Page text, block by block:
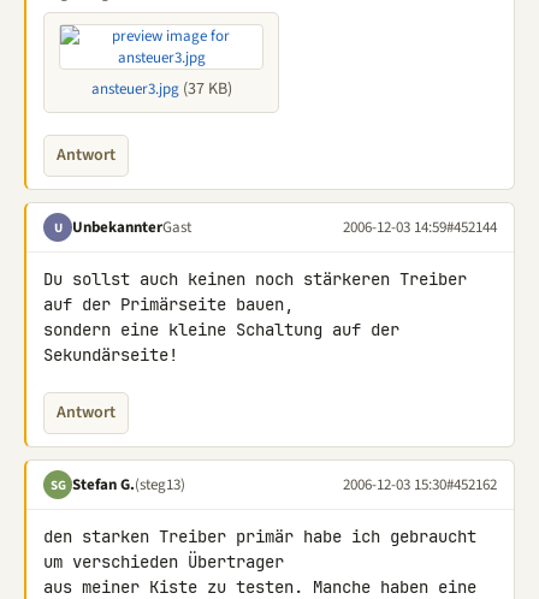
ansteuer3.jpg(37 KB)
Antwort
U UnbekannterGast 2006-12-03 14:59#452144
Du sollst auch keinen noch stärkeren Treiber
auf der Primärseite bauen,
sondern eine kleine Schaltung auf der
Sekundärseite!
Antwort
SG Stefan G.(steg13) 2006-12-03 15:30#452162
den starken Treiber primär habe ich gebraucht
um verschieden Übertrager
aus meiner Kiste zu testen. Manche haben eine